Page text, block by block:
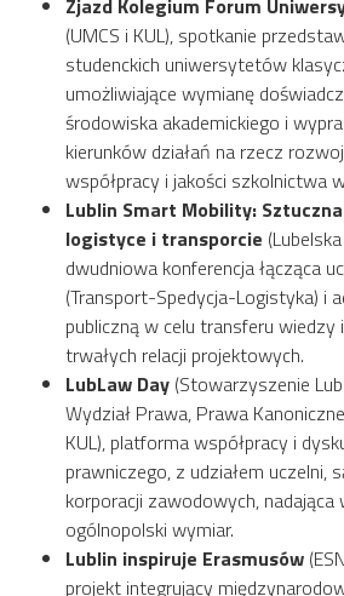
Zjazd Kolegium Forum
(UMCS i KUL), spotkanie
studenckich uniwersytetów
umożliwiające wymianę
środowiska akademickiego i
kierunków działań na rzecz
współpracy i jakości szkolnictwa
Lublin Smart Mobility:
logistyce i transporcie
dwudniowa konferencja łącząca
(Transport-Spedycja-Logistyka) i
publiczną w celu transferu wiedzy
trwałych relacji projektowych.
LubLaw Day (Stowarzyszenie
Wydział Prawa, Prawa
KUL), platforma współpracy i
prawniczego, z udziałem uczelni,
korporacji zawodowych, nadająca
ogólnopolski wymiar.
Lublin inspiruje Erasmusów
projekt integrujący